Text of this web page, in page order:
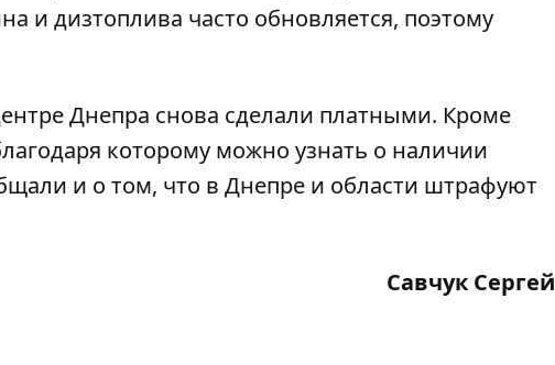
и дизтоплива часто обновляется, поэтому
Днепра снова сделали платными. Кроме
которому можно узнать о наличии
и о том, что в Днепре и области штрафуют
Савчук Сергей